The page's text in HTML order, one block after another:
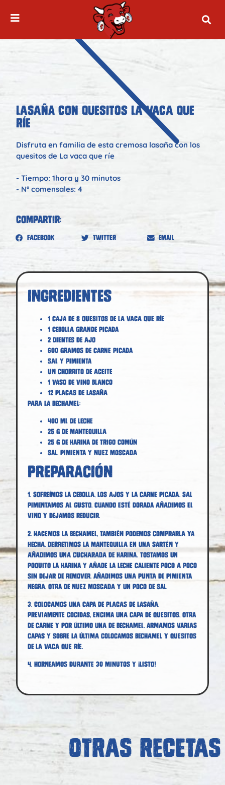
LASAÑA CON QUESITOS LA VACA QUE
RÍE
Disfruta en familia de esta cremosa lasaña con los
quesitos de La vaca que ríe
- Tiempo: 1hora y 30 minutos
- Nº comensales: 4
Compartir:
Facebook Twitter Email
Ingredientes
1 caja de 8 quesitos de La Vaca que ríe
1 cebolla grande picada
2 dientes de ajo
600 gramos de carne picada
Sal y pimienta
Un chorrito de aceite
1 vaso de vino blanco
12 placas de lasaña
Para la bechamel:
400 ml de leche
25 g de mantequilla
25 g de harina de trigo común
sal, pimienta y nuez moscada
Preparación
1. Sofreímos la cebolla, los ajos y la carne picada. Sal
pimentamos al gusto. Cuando esté dorada añadimos el
vino y dejamos reducir.
2. Hacemos la bechamel, también podemos comprarla ya
hecha. Derretimos la mantequilla en una sartén y
añadimos una cucharada de harina. Tostamos un
poquito la harina y añade la leche caliente poco a poco
sin dejar de remover. Añadimos una punta de pimienta
negra, otra de nuez moscada y un poco de sal.
3. Colocamos una capa de placas de lasaña,
previamente cocidas, encima una capa de quesitos, otra
de carne y por último una de bechamel. Armamos varias
capas y sobre la última colocamos bechamel y quesitos
de La Vaca que ríe.
4. Horneamos durante 30 minutos y ¡listo!
OTRAS RECETAS